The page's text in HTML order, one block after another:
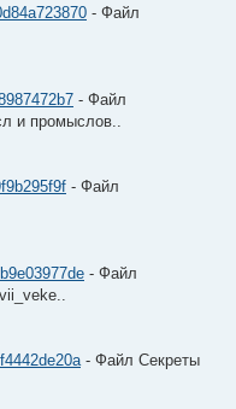
- Файл
- Файл
и промыслов..
- Файл
- Файл
- Файл Секреты